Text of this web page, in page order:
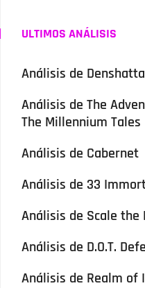
ULTIMOS ANÁLISIS
Análisis de
Análisis de The
The Millennium Tales
Análisis de Cabernet
Análisis de 33
Análisis de Scale the
Análisis de D.O.T.
Análisis de Realm of